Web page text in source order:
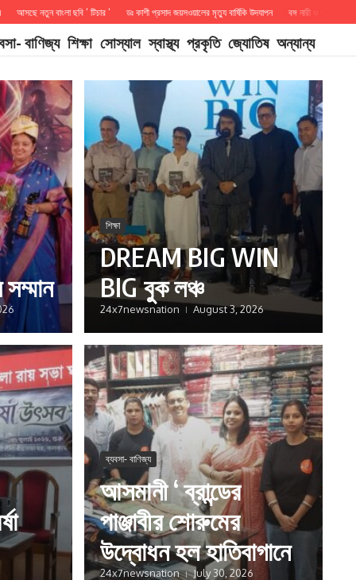
বাংলা ছবি ‘ টিচার ‘ ডঃ কাশী প্রসাদ জয়সওয়ালের মৃত্যু বার্ষিকি উদযাপন বঙ্গ নারী ও বঙ্গ পুরুষ সম্মান
বাণিজ্য শিক্ষা সোস্যাল স্বাস্থ্য প্রকৃতি জ্যোতিষ অন্যান্য
শিক্ষা
DREAM BIG WIN
BIG বুক লঞ্চ
24x7newsnation August 3, 2026
ব্যবসা- বাণিজ্য
আসমানী ‘ ব্রান্ডের
পাঞ্জাবীর শোরুমের
উদ্বোধন হল হাতিবাগানে
24x7newsnation July 30, 2026